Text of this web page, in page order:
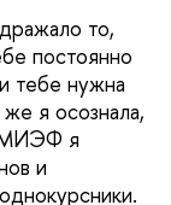
то,
постоянно
тебе нужна
я осознала,
МИЭФ я
и